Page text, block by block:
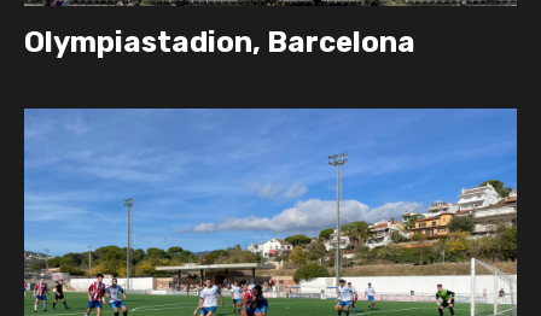
Olympiastadion, Barcelona